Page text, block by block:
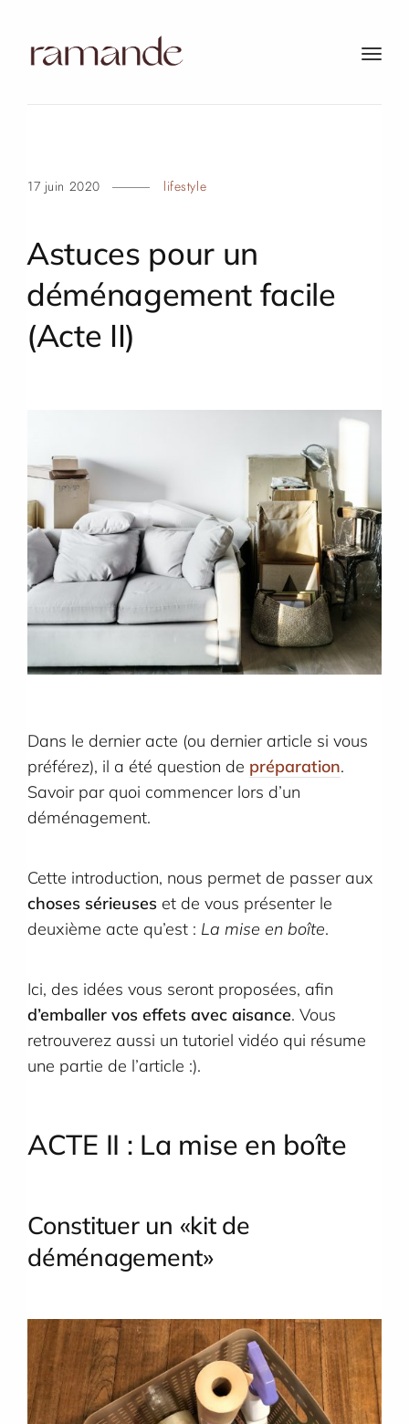
t
17 juin 2020 lifestyle
Astuces pour un
déménagement facile
(Acte II)
Dans le dernier acte (ou dernier article si vous
préférez), il a été question de préparation.
Savoir par quoi commencer lors d’un
déménagement.
Cette introduction, nous permet de passer aux
choses sérieuses et de vous présenter le
deuxième acte qu’est : La mise en boîte.
Ici, des idées vous seront proposées, afin
d’emballer vos effets avec aisance. Vous
retrouverez aussi un tutoriel vidéo qui résume
une partie de l’article :).
ACTE II : La mise en boîte
Constituer un «kit de
déménagement»